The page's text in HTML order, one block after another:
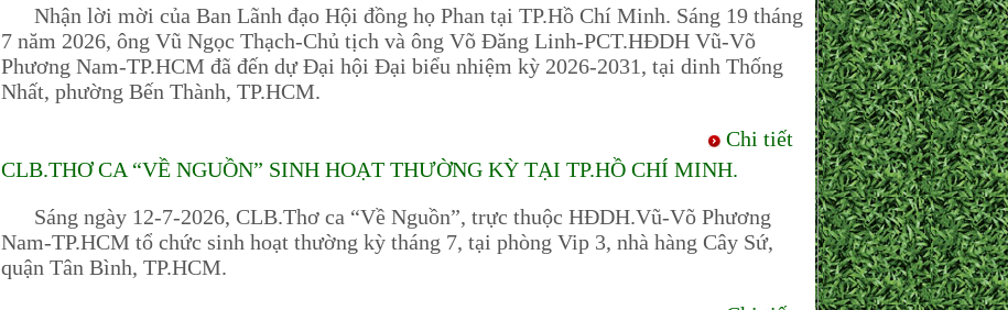
Nhận lời mời của Ban Lãnh đạo Hội đồng họ Phan tại TP.Hồ Chí Minh. Sáng 19 tháng
7 năm 2026, ông Vũ Ngọc Thạch-Chủ tịch và ông Võ Đăng Linh-PCT.HĐDH Vũ-Võ
Phương Nam-TP.HCM đã đến dự Đại hội Đại biểu nhiệm kỳ 2026-2031, tại dinh Thống
Nhất, phường Bến Thành, TP.HCM.
Chi tiết
CLB.THƠ CA “VỀ NGUỒN” SINH HOẠT THƯỜNG KỲ TẠI TP.HỒ CHÍ MINH.
Sáng ngày 12-7-2026, CLB.Thơ ca “Về Nguồn”, trực thuộc HĐDH.Vũ-Võ Phương
Nam-TP.HCM tổ chức sinh hoạt thường kỳ tháng 7, tại phòng Vip 3, nhà hàng Cây Sứ,
quận Tân Bình, TP.HCM.